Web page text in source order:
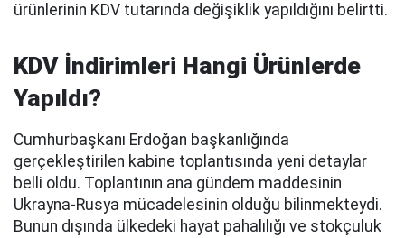
ürünlerinin KDV tutarında değişiklik yapıldığını belirtti.
KDV İndirimleri Hangi Ürünlerde
Yapıldı?
Cumhurbaşkanı Erdoğan başkanlığında
gerçekleştirilen kabine toplantısında yeni detaylar
belli oldu. Toplantının ana gündem maddesinin
Ukrayna-Rusya mücadelesinin olduğu bilinmekteydi.
Bunun dışında ülkedeki hayat pahalılığı ve stokçuluk